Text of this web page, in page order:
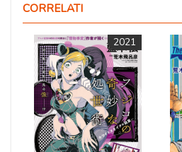
CORRELATI
2021